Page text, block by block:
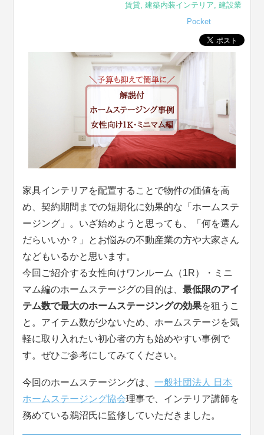
賃貸, 建築内装インテリア, 建設業
Pocket
家具インテリアを配置することで物件の価値を高
め、契約期間までの短期化に効果的な「ホームステ
ージング」。いざ始めようと思っても、「何を選ん
だらいいか？」とお悩みの不動産業の方や大家さん
などもいるかと思います。
今回ご紹介する女性向けワンルーム（1R）・ミニ
マム編のホームステージグの目的は、最低限のアイ
テム数で最大のホームステージングの効果を狙うこ
と。アイテム数が少ないため、ホームステージを気
軽に取り入れたい初心者の方も始めやすい事例で
す。ぜひご参考にしてみてください。
今回のホームステージングは、一般社団法人 日本
ホームステージング協会理事で、インテリア講師を
務めている鵜沼氏に監修していただきました。